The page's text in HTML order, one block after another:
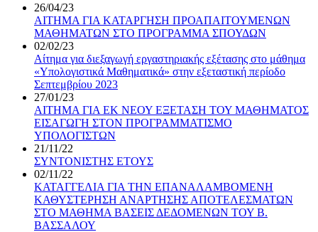
26/04/23
ΑΙΤΗΜΑ ΓΙΑ ΚΑΤΑΡΓΗΣΗ ΠΡΟΑΠΑΙΤΟΥΜΕΝΩΝ
ΜΑΘΗΜΑΤΩΝ ΣΤΟ ΠΡΟΓΡΑΜΜΑ ΣΠΟΥΔΩΝ
02/02/23
Αίτημα για διεξαγωγή εργαστηριακής εξέτασης στο μάθημα
«Υπολογιστικά Μαθηματικά» στην εξεταστική περίοδο
Σεπτεμβρίου 2023
27/01/23
ΑΙΤΗΜΑ ΓΙΑ ΕΚ ΝΕΟΥ ΕΞΕΤΑΣΗ ΤΟΥ ΜΑΘΗΜΑΤΟΣ
ΕΙΣΑΓΩΓΗ ΣΤΟΝ ΠΡΟΓΡΑΜΜΑΤΙΣΜΟ
ΥΠΟΛΟΓΙΣΤΩΝ
21/11/22
ΣΥΝΤΟΝΙΣΤΗΣ ΕΤΟΥΣ
02/11/22
ΚΑΤΑΓΓΕΛΙΑ ΓΙΑ ΤΗΝ ΕΠΑΝΑΛΑΜΒΟΜΕΝΗ
ΚΑΘΥΣΤΕΡΗΣΗ ΑΝΑΡΤΗΣΗΣ ΑΠΟΤΕΛΕΣΜΑΤΩΝ
ΣΤΟ ΜΑΘΗΜΑ ΒΑΣΕΙΣ ΔΕΔΟΜΕΝΩΝ ΤΟΥ Β.
ΒΑΣΣΑΛΟΥ